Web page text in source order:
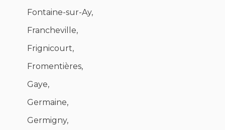
Fontaine-sur-Ay,
Francheville,
Frignicourt,
Fromentières,
Gaye,
Germaine,
Germigny,